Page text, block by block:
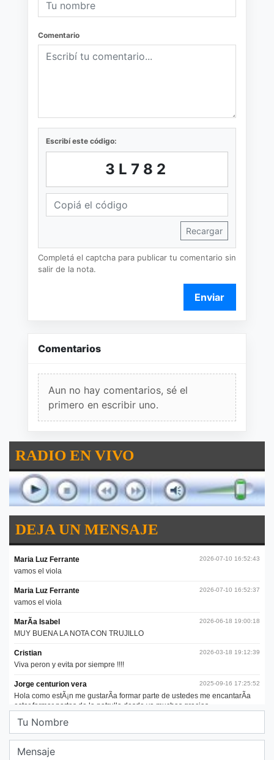
Comentario
Escribí este código:
3L782
Recargar
Completá el captcha para publicar tu comentario sin
salir de la nota.
Enviar
Comentarios
Aun no hay comentarios, sé el
primero en escribir uno.
RADIO EN VIVO
DEJA UN MENSAJE